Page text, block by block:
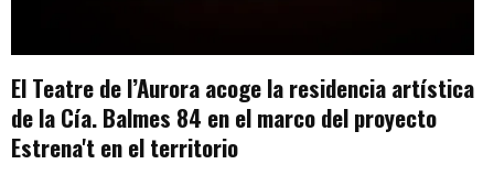
El Teatre de l’Aurora acoge la residencia artística
de la Cía. Balmes 84 en el marco del proyecto
Estrena't en el territorio